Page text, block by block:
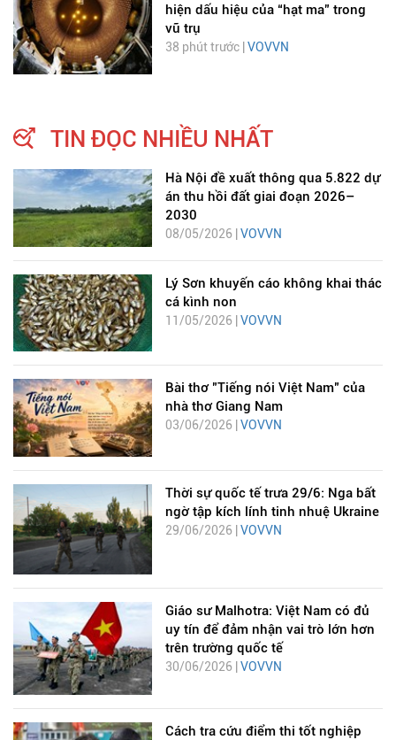
hiện dấu hiệu của “hạt ma” trong
vũ trụ
38 phút trước |VOVVN
TIN ĐỌC NHIỀU NHẤT
Hà Nội đề xuất thông qua 5.822 dự
án thu hồi đất giai đoạn 2026–
2030
08/05/2026 | VOVVN
Lý Sơn khuyến cáo không khai thác
cá kình non
11/05/2026 | VOVVN
Bài thơ "Tiếng nói Việt Nam" của
nhà thơ Giang Nam
03/06/2026 | VOVVN
Thời sự quốc tế trưa 29/6: Nga bất
ngờ tập kích lính tinh nhuệ Ukraine
29/06/2026 | VOVVN
Giáo sư Malhotra: Việt Nam có đủ
uy tín để đảm nhận vai trò lớn hơn
trên trường quốc tế
30/06/2026 | VOVVN
Cách tra cứu điểm thi tốt nghiệp